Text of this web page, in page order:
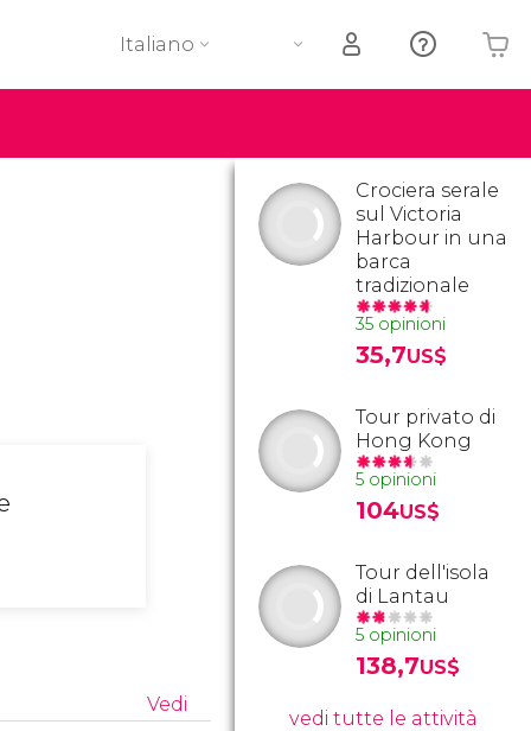
Italiano
Vedi
Crociera serale
sul Victoria
Harbour in una
barca
tradizionale
35 opinioni
35,7US$
Tour privato di
Hong Kong
5 opinioni
104US$
Tour dell'isola
di Lantau
5 opinioni
138,7US$
vedi tutte le attività